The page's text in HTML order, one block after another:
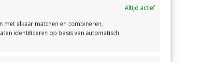
Altijd actief
met elkaar matchen en combineren,
identificeren op basis van automatisch
en 23 naalden
aanpassen.